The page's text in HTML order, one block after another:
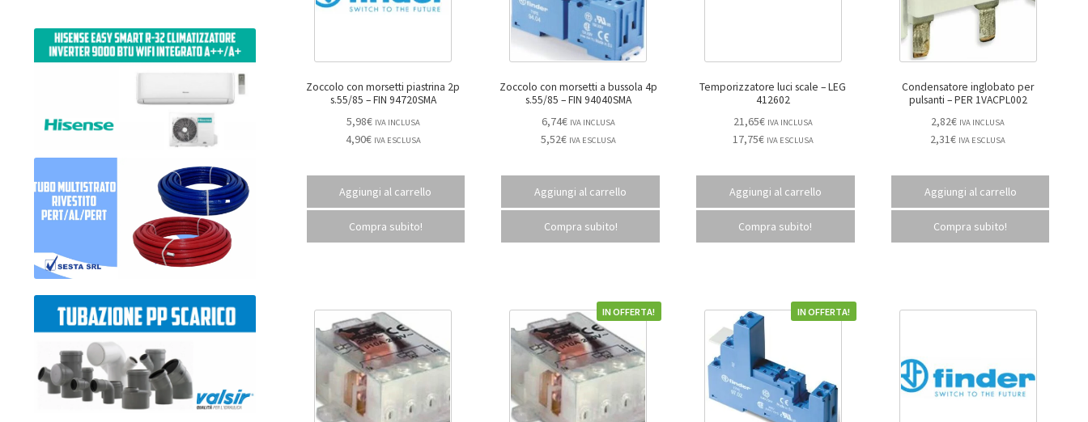
Zoccolo con morsetti piastrina 2p
s.55/85 – FIN 94720SMA
5,98€ IVA INCLUSA
4,90€ IVA ESCLUSA
Aggiungi al carrello
Compra subito!
Zoccolo con morsetti a bussola 4p
s.55/85 – FIN 94040SMA
6,74€ IVA INCLUSA
5,52€ IVA ESCLUSA
Aggiungi al carrello
Compra subito!
Temporizzatore luci scale – LEG
412602
21,65€ IVA INCLUSA
17,75€ IVA ESCLUSA
Aggiungi al carrello
Compra subito!
Condensatore inglobato per
pulsanti – PER 1VACPL002
2,82€ IVA INCLUSA
2,31€ IVA ESCLUSA
Aggiungi al carrello
Compra subito!
IN OFFERTA! IN OFFERTA!